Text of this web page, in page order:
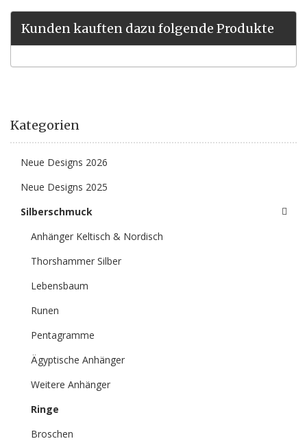
Kunden kauften dazu folgende Produkte
Kategorien
Neue Designs 2026
Neue Designs 2025
Silberschmuck
Anhänger Keltisch & Nordisch
Thorshammer Silber
Lebensbaum
Runen
Pentagramme
Ägyptische Anhänger
Weitere Anhänger
Ringe
Broschen